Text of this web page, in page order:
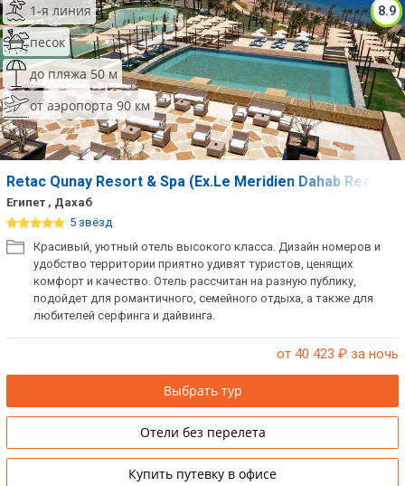
8.9
1-я линия
песок
до пляжа 50 м
от аэропорта 90 км
Retac Qunay Resort & Spa (Ex.Le Meridien Dahab Resort)
Египет , Дахаб
5 звёзд
Красивый, уютный отель высокого класса. Дизайн номеров и
удобство территории приятно удивят туристов, ценящих
комфорт и качество. Отель рассчитан на разную публику,
подойдет для романтичного, семейного отдыха, а также для
любителей серфинга и дайвинга.
от 40 423 ₽ за ночь
Выбрать тур
Отели без перелета
Купить путевку в офисе
Абхазия
Большой Сочи
Кав Мин Воды
Экскурсионные туры
ТОП 10 лучших отелей 5*
ТОП 10 недорогих отелей
5*
Лучшие отели 4* звезды
Недорогие отели 3*
звезды